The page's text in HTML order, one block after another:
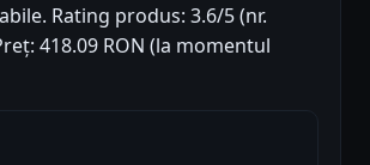
Rating produs: 3.6/5 (nr.
418.09 RON (la momentul